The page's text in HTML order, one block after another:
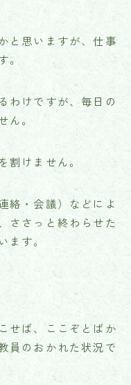
と思いますが、仕事
。
わけですが、毎日の
ん。
割けません。
絡・会議）などによ
ささっと終わらせた
ます。
せば、ここぞとばか
員のおかれた状況で